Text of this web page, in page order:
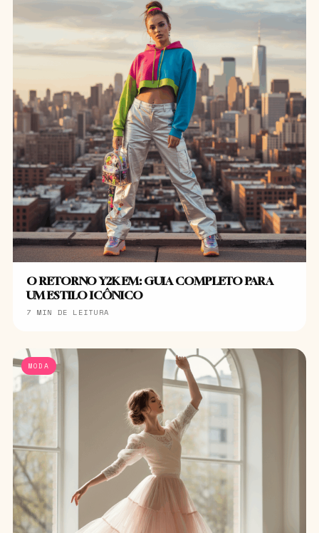
O RETORNO Y2K EM: GUIA COMPLETO PARA
UM ESTILO ICÔNICO
7 MIN DE LEITURA
MODA